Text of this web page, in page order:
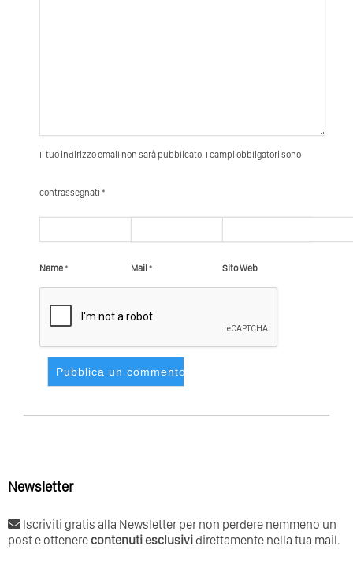
Il tuo indirizzo email non sarà pubblicato. I campi obbligatori sono
contrassegnati *
Name* Mail* Sito Web
Newsletter
Iscriviti gratis alla Newsletter per non perdere nemmeno un
post e ottenerecontenuti esclusividirettamente nella tua mail.